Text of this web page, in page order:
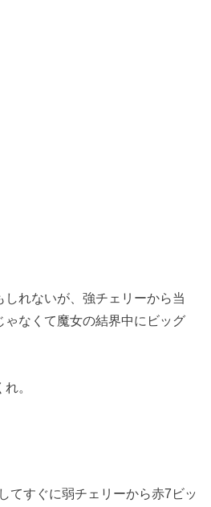
しれないが、強チェリーから当
ゃなくて魔女の結界中にビッグ
。
てすぐに弱チェリーから赤7ビッ